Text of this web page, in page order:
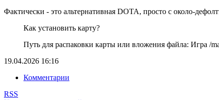
Фактически - это альтернативная DOTA, просто с около-
Как установить карту?
Путь для распаковки карты или вложения файла: Игра /
19.04.2026 16:16
Комментарии
RSS